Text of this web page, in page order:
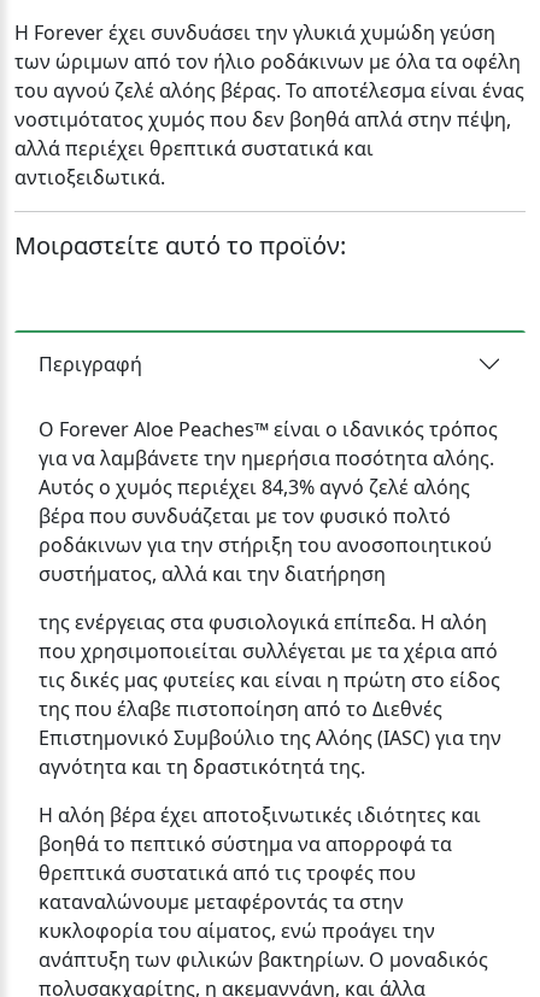
Η Forever έχει συνδυάσει την γλυκιά χυμώδη γεύση
των ώριμων από τον ήλιο ροδάκινων με όλα τα οφέλη
του αγνού ζελέ αλόης βέρας. Το αποτέλεσμα είναι ένας
νοστιμότατος χυμός που δεν βοηθά απλά στην πέψη,
αλλά περιέχει θρεπτικά συστατικά και
αντιοξειδωτικά.
Μοιραστείτε αυτό το προϊόν:
Περιγραφή
Ο Forever Aloe Peaches™ είναι ο ιδανικός τρόπος
για να λαμβάνετε την ημερήσια ποσότητα αλόης.
Αυτός ο χυμός περιέχει 84,3% αγνό ζελέ αλόης
βέρα που συνδυάζεται με τον φυσικό πολτό
ροδάκινων για την στήριξη του ανοσοποιητικού
συστήματος, αλλά και την διατήρηση
της ενέργειας στα φυσιολογικά επίπεδα. Η αλόη
που χρησιμοποιείται συλλέγεται με τα χέρια από
τις δικές μας φυτείες και είναι η πρώτη στο είδος
της που έλαβε πιστοποίηση από το Διεθνές
Επιστημονικό Συμβούλιο της Αλόης (IASC) για την
αγνότητα και τη δραστικότητά της.
Η αλόη βέρα έχει αποτοξινωτικές ιδιότητες και
βοηθά το πεπτικό σύστημα να απορροφά τα
θρεπτικά συστατικά από τις τροφές που
καταναλώνουμε μεταφέροντάς τα στην
κυκλοφορία του αίματος, ενώ προάγει την
ανάπτυξη των φιλικών βακτηρίων. Ο μοναδικός
πολυσακχαρίτης, η ακεμαννάνη, και άλλα